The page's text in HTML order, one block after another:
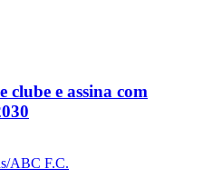
clube e assina com